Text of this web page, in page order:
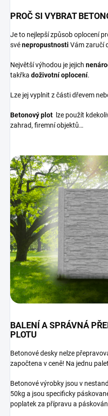
PROČ SI VYBRAT
Je to nejlepší způsob oplocení
svénepropustnosti Vám zaručí
Největší výhodou je jejich
takřka doživotníoplocení.
Lze jej vyplnit z části dřevem
Betonovýplot lze použít
zahrad, firemní objektů…
BALENÍ A SPRÁVNÁ
PLOTU
Betonové desky nelze
započtena v ceně! Na jednu
Betonové výrobky jsou v
50kg a jsou specificky
poplatek za přípravu a